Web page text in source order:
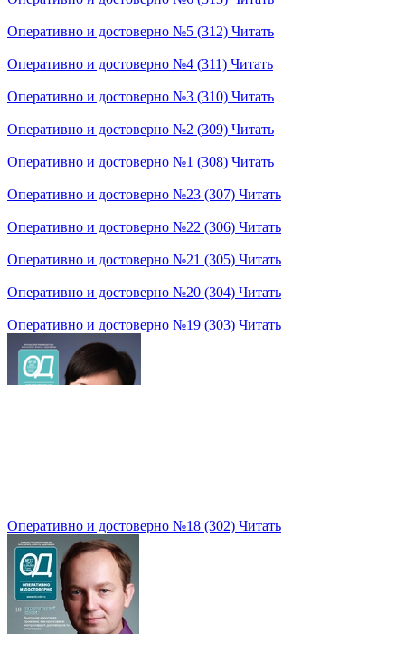
Оперативно и достоверно №5 (312) Читать
Оперативно и достоверно №4 (311) Читать
Оперативно и достоверно №3 (310) Читать
Оперативно и достоверно №2 (309) Читать
Оперативно и достоверно №1 (308) Читать
Оперативно и достоверно №23 (307) Читать
Оперативно и достоверно №22 (306) Читать
Оперативно и достоверно №21 (305) Читать
Оперативно и достоверно №20 (304) Читать
Оперативно и достоверно №19 (303) Читать
Оперативно и достоверно №18 (302) Читать